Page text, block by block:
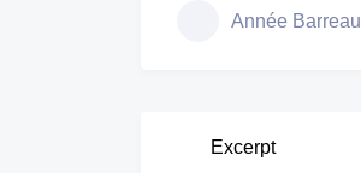
Année Barreau
Excerpt